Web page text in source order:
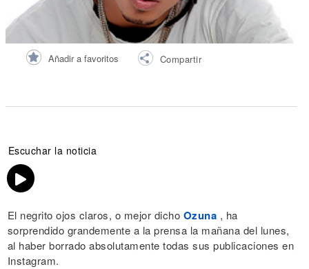
Añadir a favoritos Compartir
Escuchar la noticia
El negrito ojos claros, o mejor dicho Ozuna , ha
sorprendido grandemente a la prensa la mañana del lunes,
al haber borrado absolutamente todas sus publicaciones en
Instagram.